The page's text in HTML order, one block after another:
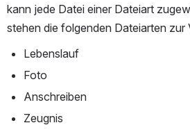
kann jede Datei einer Dateiart
stehen die folgenden Dateiarten zur
Lebenslauf
Foto
Anschreiben
Zeugnis